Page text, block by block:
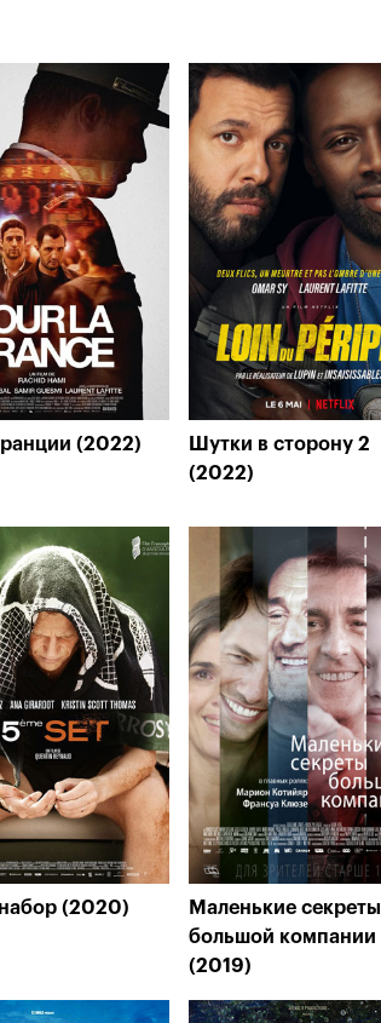
(2022)
Шутки в сторону 2
(2022)
(2020)
Маленькие секреты
большой компании
(2019)